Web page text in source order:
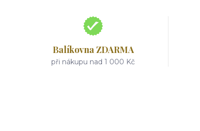
Balíkovna ZDARMA
při nákupu nad 1 000 Kč